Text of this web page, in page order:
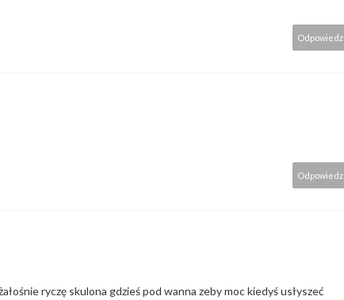
Odpowiedz
Odpowiedz
ryczę skulona gdzieś pod wanna zeby moc kiedyś usłyszeć